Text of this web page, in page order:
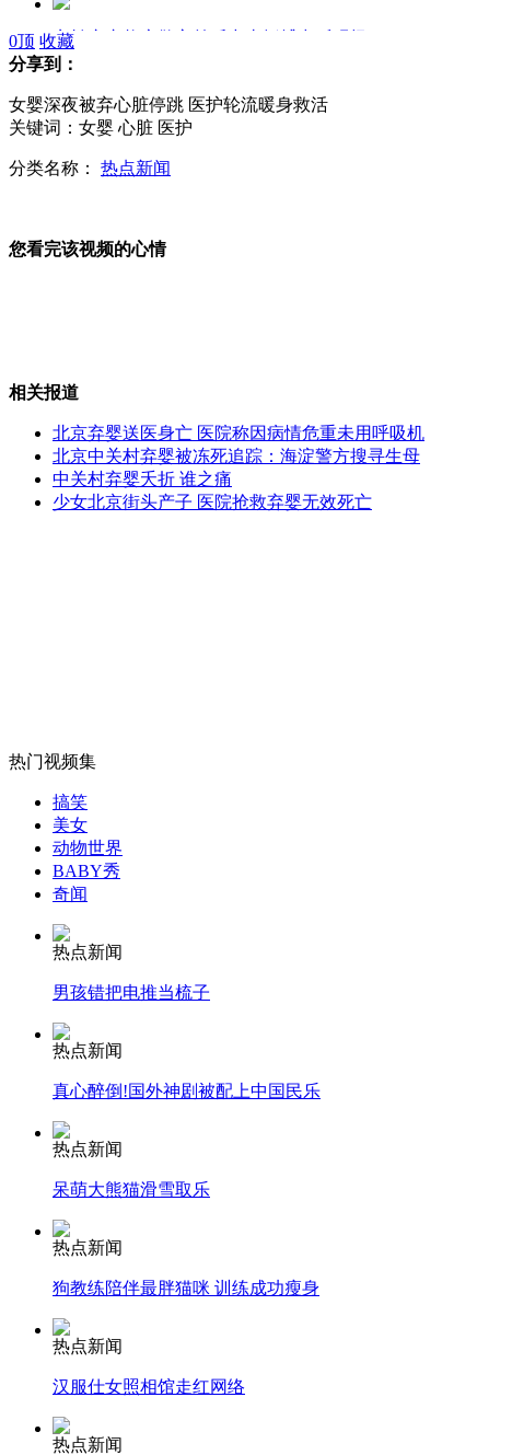
实拍广东肇庆警方前后夹击抓捕毒贩现场
北京国五条细则出台 京籍单身人士禁买二套房
林志炫正牌女友疑现形
女孩北京地铁殴打老人 痛下狠手拳打脚踢
安徽一实载49人客车翻车
消防员救轻生者 花炮节热闹非凡
司机酒驾遇交警 急速倒车逃窜
0顶 收藏
分享到：
女婴深夜被弃心脏停跳 医护轮流暖身救活
关键词：女婴 心脏 医护
分类名称： 热点新闻
您看完该视频的心情
相关报道
北京弃婴送医身亡 医院称因病情危重未用呼吸机
北京中关村弃婴被冻死追踪：海淀警方搜寻生母
中关村弃婴夭折 谁之痛
少女北京街头产子 医院抢救弃婴无效死亡
热门视频集
搞笑
美女
动物世界
BABY秀
奇闻
热点新闻
男孩错把电推当梳子
热点新闻
真心醉倒!国外神剧被配上中国民乐
热点新闻
呆萌大熊猫滑雪取乐
热点新闻
狗教练陪伴最胖猫咪 训练成功瘦身
热点新闻
汉服仕女照相馆走红网络
热点新闻